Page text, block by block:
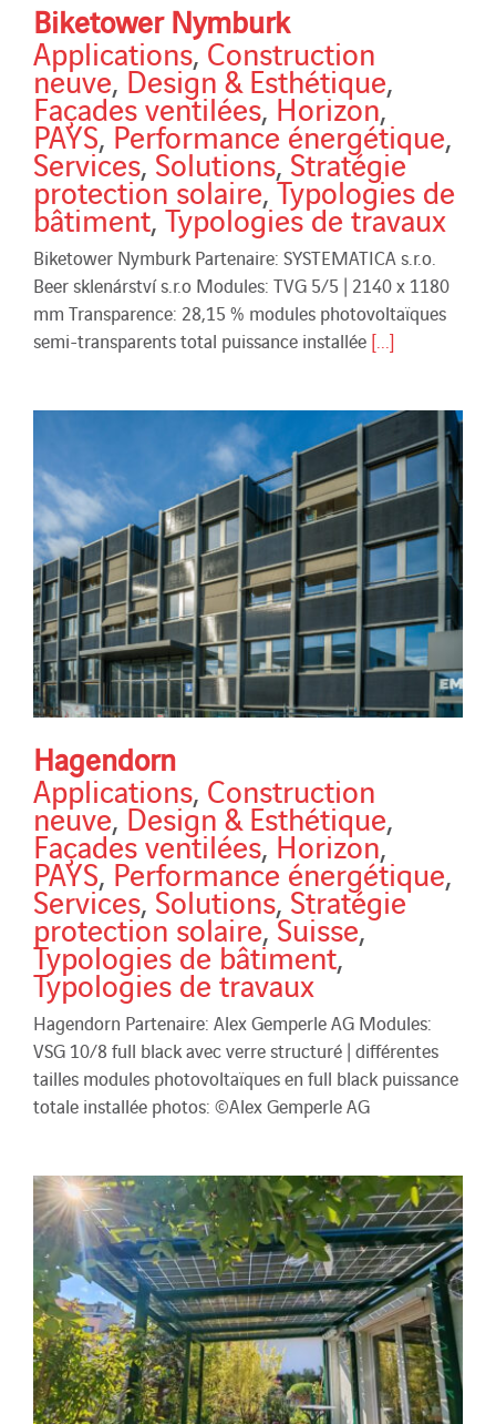
Biketower Nymburk
Applications,Construction
neuve,Design & Esthétique,
Façades ventilées,Horizon,
PAYS,Performance énergétique,
Services,Solutions, Stratégie
protection solaire,Typologies de
bâtiment,Typologies de travaux
Biketower Nymburk Partenaire: SYSTEMATICA s.r.o.
Beer sklenárství s.r.o Modules: TVG 5/5 | 2140 x 1180
mm Transparence: 28,15 % modules photovoltaïques
semi-transparents total puissance installée [...]
Hagendorn
Applications, Construction
neuve,Design & Esthétique,
Façades ventilées,Horizon,
PAYS,Performance énergétique,
Services,Solutions, Stratégie
protection solaire,Suisse,
Typologies de bâtiment,
Typologies de travaux
Hagendorn Partenaire: Alex Gemperle AG Modules:
VSG 10/8 full black avec verre structuré | différentes
tailles modules photovoltaïques en full black puissance
totale installée photos: ©Alex Gemperle AG